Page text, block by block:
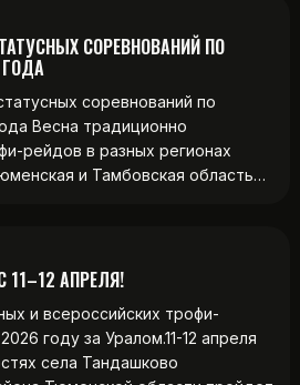
СОРЕВНОВАНИЙ ПО
соревнований по
Весна традиционно
рейдов в разных регионах
и Тамбовская область…
АПРЕЛЯ!
и всероссийских трофи-
году за Уралом.11-12 апреля
села Тандашково